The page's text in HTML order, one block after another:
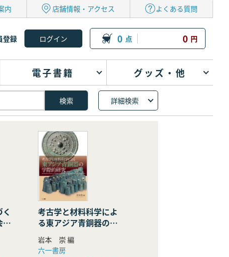
内 店舗情報・アクセス よくある質問
登録 0 点 0 円
電子書籍 グッズ・他
詳細検索
の
考古学と材料科学によ
る東アジア青銅器の学
際的研究
岩本 崇 編
六一書房